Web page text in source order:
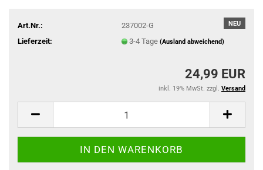
NEU
Art.Nr.:
237002-G
Lieferzeit:
3-4 Tage (Ausland abweichend)
24,99 EUR
inkl. 19% MwSt. zzgl. Versand